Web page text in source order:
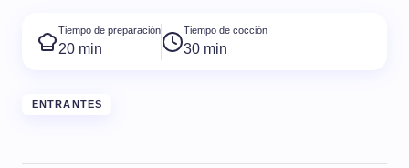
Tiempo de preparación
20 min
Tiempo de cocción
30 min
ENTRANTES